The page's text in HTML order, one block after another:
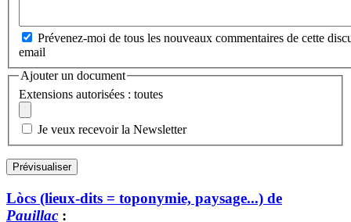
Prévenez-moi de tous les nouveaux commentaires de cette
email
Ajouter un document
Extensions autorisées : toutes
Je veux recevoir la Newsletter
Lòcs (lieux-dits = toponymie, paysage...) de
Pauillac :